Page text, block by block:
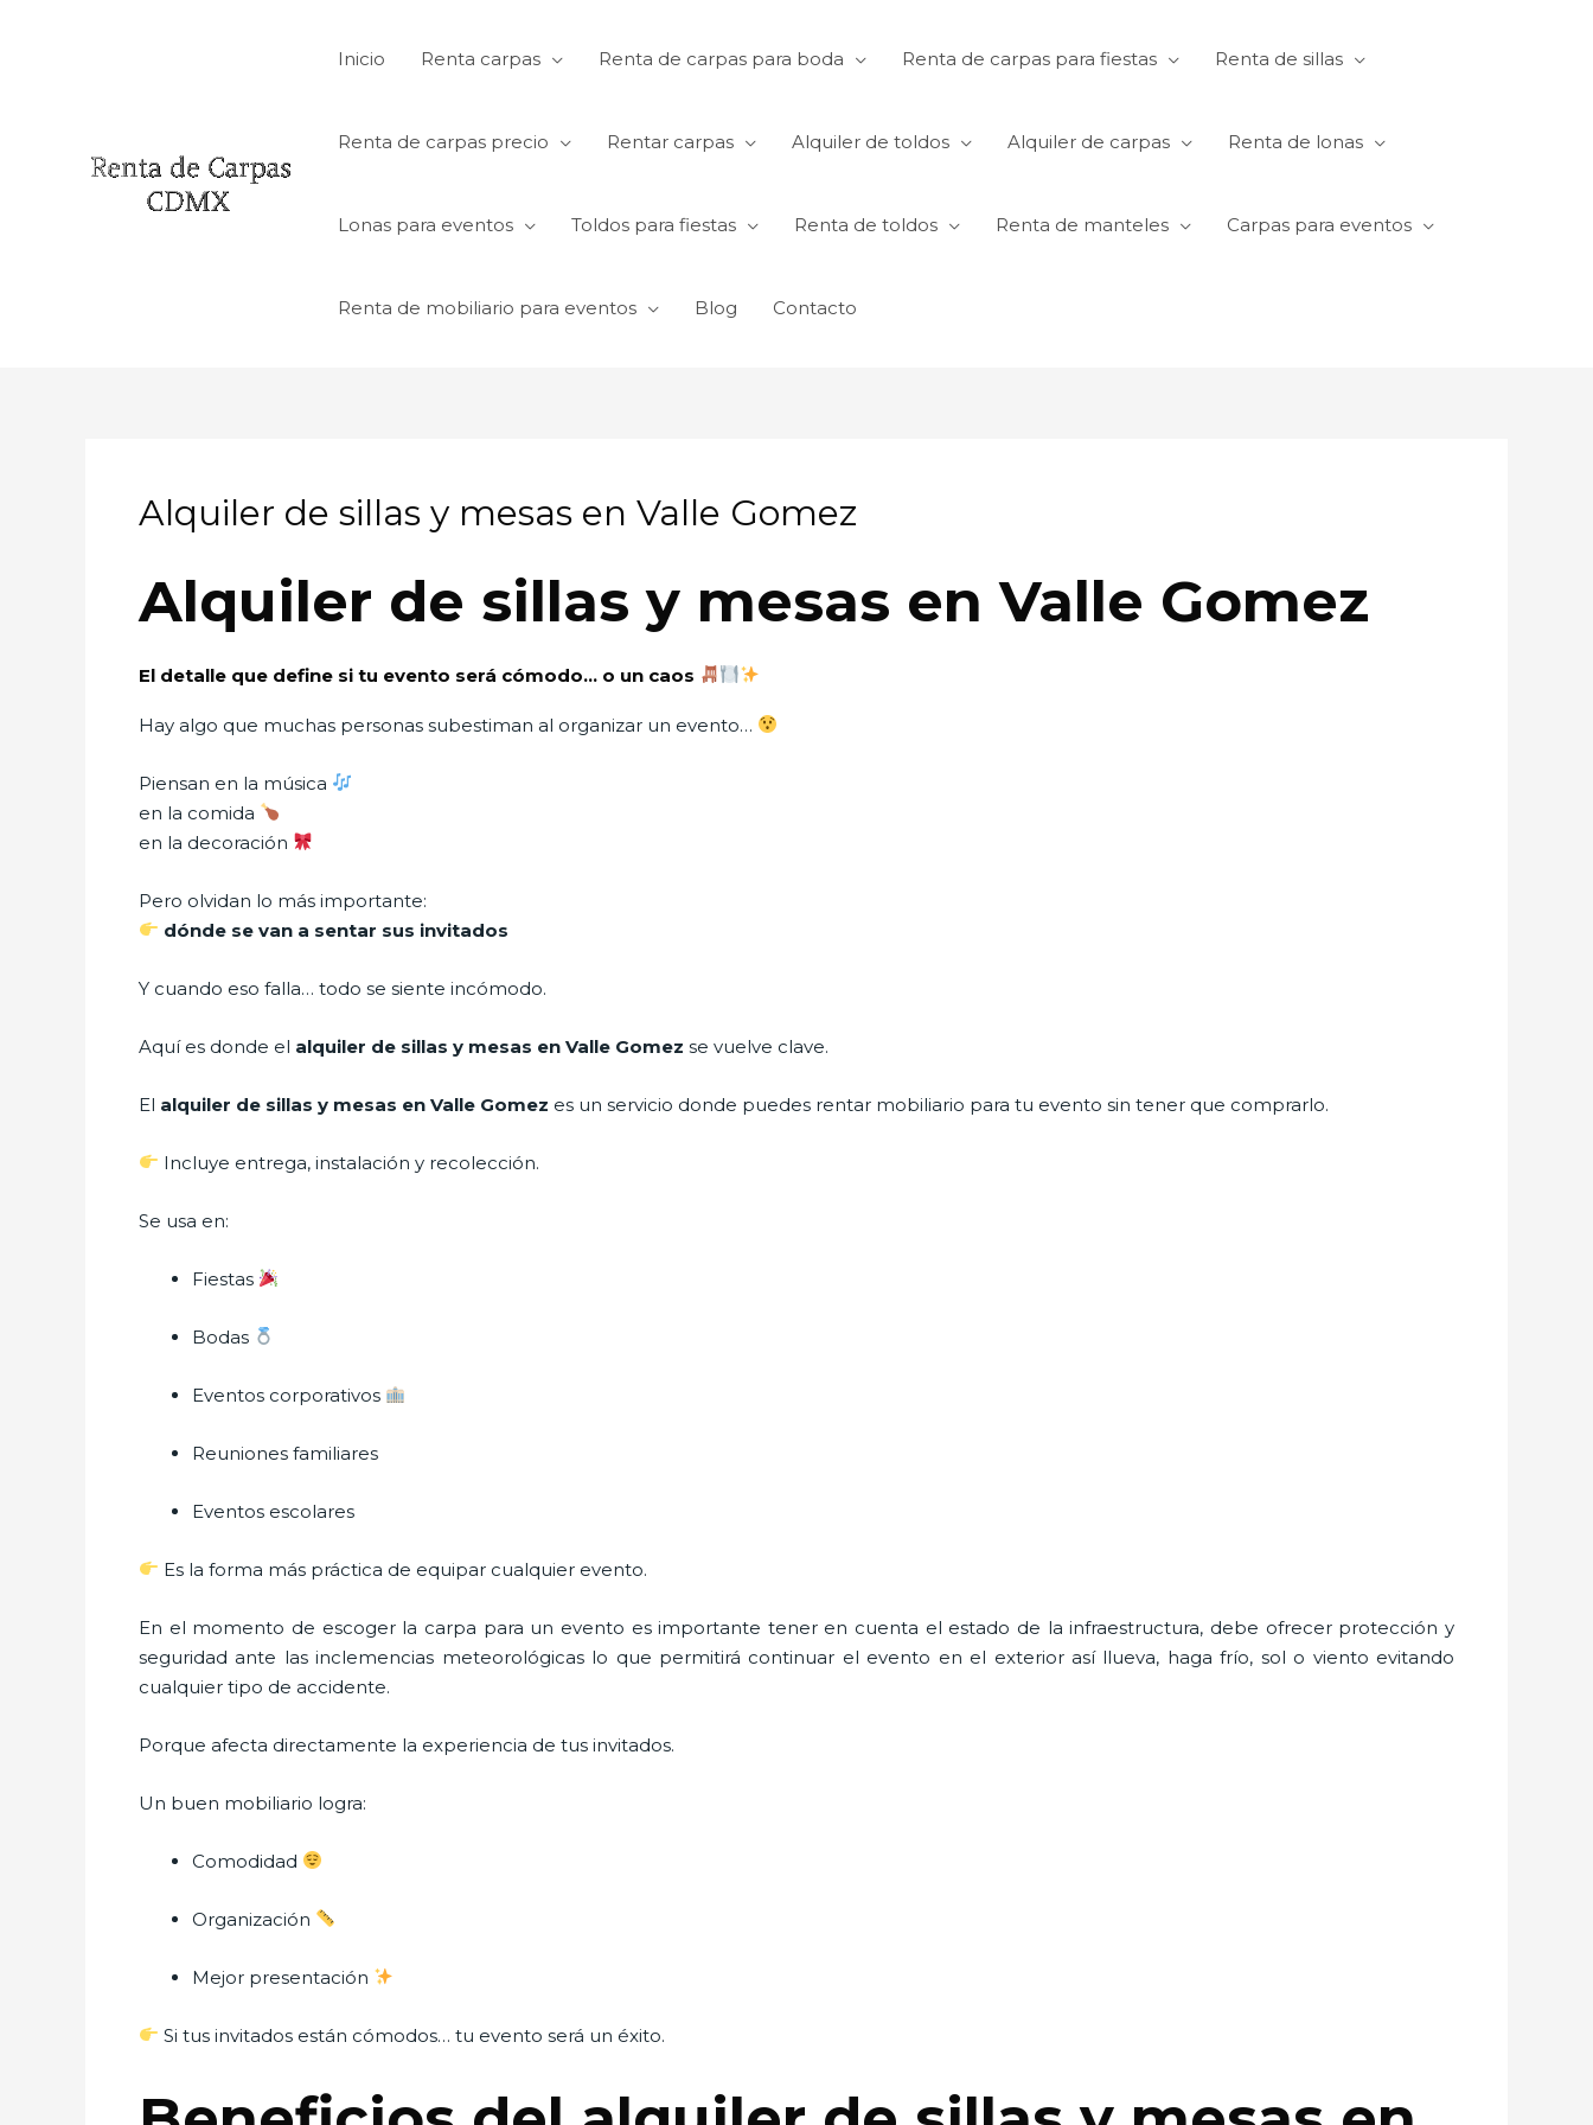
Inicio Renta carpas Renta de carpas para boda Renta de carpas para fiestas Renta de sillas
Renta de carpas precio Rentar carpas Alquiler de toldos Alquiler de carpas Renta de lonas
Lonas para eventos Toldos para fiestas Renta de toldos Renta de manteles Carpas para eventos
Renta de mobiliario para eventos Blog Contacto
Alquiler de sillas y mesas en Valle Gomez
Alquiler de sillas y mesas en Valle Gomez
El detalle que define si tu evento será cómodo… o un caos
Hay algo que muchas personas subestiman al organizar un evento…
Piensan en la música
en la comida
en la decoración
Pero olvidan lo más importante:
dónde se van a sentar sus invitados
Y cuando eso falla… todo se siente incómodo.
Aquí es donde el alquiler de sillas y mesas en Valle Gomez se vuelve clave.
El alquiler de sillas y mesas en Valle Gomez es un servicio donde puedes rentar mobiliario para tu evento sin tener que comprarlo.
Incluye entrega, instalación y recolección.
Se usa en:
Fiestas
Bodas
Eventos corporativos
Reuniones familiares
Eventos escolares
Es la forma más práctica de equipar cualquier evento.
En el momento de escoger la carpa para un evento es importante tener en cuenta el estado de la infraestructura, debe ofrecer protección y
seguridad ante las inclemencias meteorológicas lo que permitirá continuar el evento en el exterior así llueva, haga frío, sol o viento evitando
cualquier tipo de accidente.
Porque afecta directamente la experiencia de tus invitados.
Un buen mobiliario logra:
Comodidad
Organización
Mejor presentación
Si tus invitados están cómodos… tu evento será un éxito.